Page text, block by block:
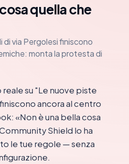
quella che
di via Pergolesi finiscono
monta la protesta di
su "Le nuove piste
ancora al centro
«Non è una bella cosa
Shield lo ha
le tue regole — senza